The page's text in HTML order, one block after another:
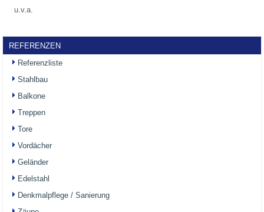
u.v.a.
REFERENZEN
Referenzliste
Stahlbau
Balkone
Treppen
Tore
Vordächer
Geländer
Edelstahl
Denkmalpflege / Sanierung